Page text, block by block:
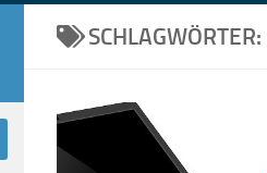
SCHLAGWÖRTER: